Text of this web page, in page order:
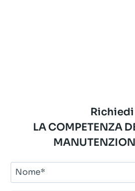
LA COMPETENZA
Nome*